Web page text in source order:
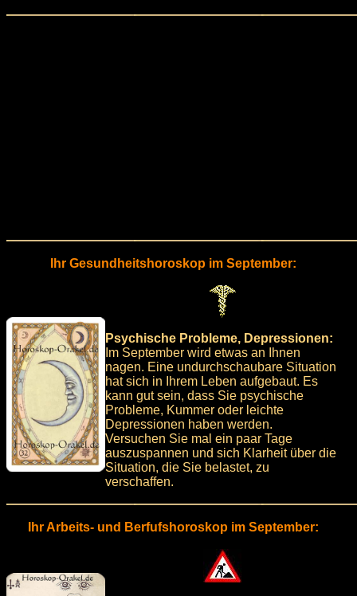
Ihr Gesundheitshoroskop im September:
Psychische Probleme, Depressionen:
Im September wird etwas an Ihnen
nagen. Eine undurchschaubare Situation
hat sich in Ihrem Leben aufgebaut. Es
kann gut sein, dass Sie psychische
Probleme, Kummer oder leichte
Depressionen haben werden.
Versuchen Sie mal ein paar Tage
auszuspannen und sich Klarheit über die
Situation, die Sie belastet, zu
verschaffen.
Ihr Arbeits- und Berfufshoroskop im September: